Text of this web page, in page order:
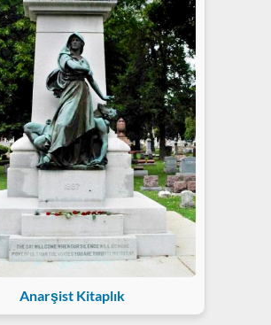
Anarşist Kitaplık